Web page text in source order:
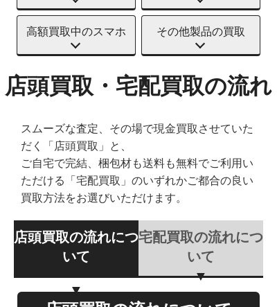
高額買取中のスマホ その他製品の買取
店頭買取・宅配買取の流れ
スムーズな査定、その場で現金買取させていた
だく「店頭買取」と、
ご自宅で完結、梱包材も送料も無料でご利用い
ただける「宅配買取」のいずれかご都合の良い
買取方法をお選びいただけます。
店頭買取の流れにつ
いて
宅配買取の流れにつ
いて